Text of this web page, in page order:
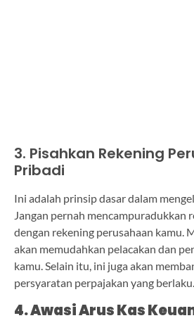
3. Pisahkan Rekening
Pribadi
Ini adalah prinsip dasar dalam
Jangan pernah mencampuradukkan
dengan rekening perusahaan kamu.
akan memudahkan pelacakan dan
kamu. Selain itu, ini juga akan
persyaratan perpajakan yang berlaku.
4. Awasi Arus Kas